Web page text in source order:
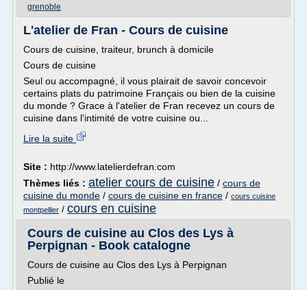
grenoble
L'atelier de Fran - Cours de cuisine
Cours de cuisine, traiteur, brunch à domicile
Cours de cuisine
Seul ou accompagné, il vous plairait de savoir concevoir
certains plats du patrimoine Français ou bien de la cuisine
du monde ? Grace à l'atelier de Fran recevez un cours de
cuisine dans l'intimité de votre cuisine ou...
Lire la suite
Site : http://www.latelierdefran.com
Thèmes liés : atelier cours de cuisine / cours de
cuisine du monde / cours de cuisine en france / cours cuisine
montpellier / cours en cuisine
Cours de cuisine au Clos des Lys à
Perpignan - Book catalogne
Cours de cuisine au Clos des Lys à Perpignan
Publié le